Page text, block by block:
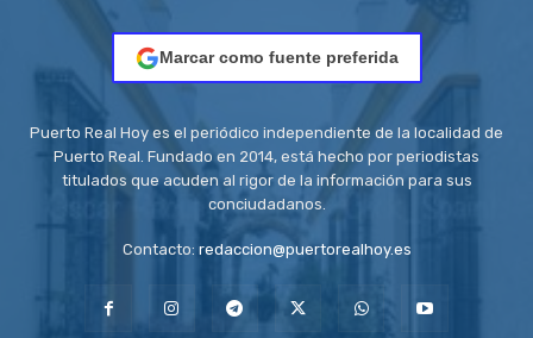
Marcar como fuente preferida
Puerto Real Hoy es el periódico independiente de la localidad de
Puerto Real. Fundado en 2014, está hecho por periodistas
titulados que acuden al rigor de la información para sus
conciudadanos.
Contacto: redaccion@puertorealhoy.es